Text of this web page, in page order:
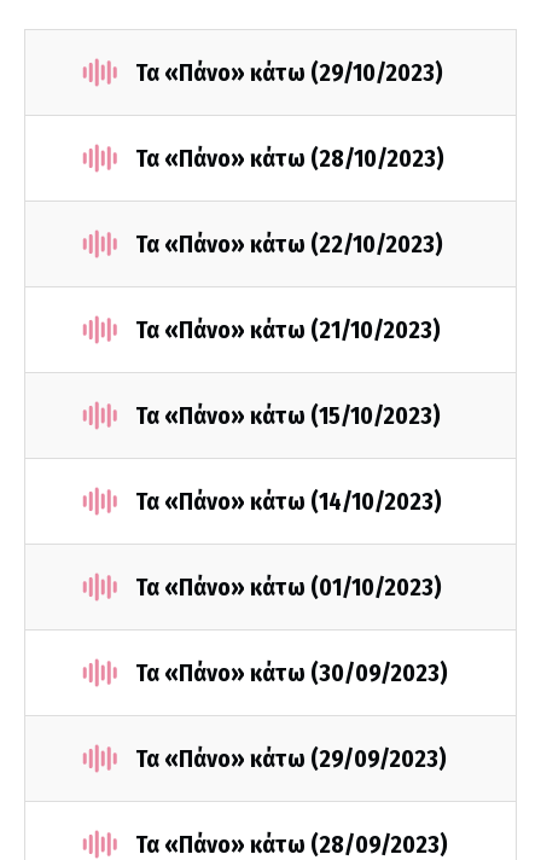
Τα «Πάνο» κάτω (29/10/2023)
Τα «Πάνο» κάτω (28/10/2023)
Τα «Πάνο» κάτω (22/10/2023)
Τα «Πάνο» κάτω (21/10/2023)
Τα «Πάνο» κάτω (15/10/2023)
Τα «Πάνο» κάτω (14/10/2023)
Τα «Πάνο» κάτω (01/10/2023)
Τα «Πάνο» κάτω (30/09/2023)
Τα «Πάνο» κάτω (29/09/2023)
Τα «Πάνο» κάτω (28/09/2023)